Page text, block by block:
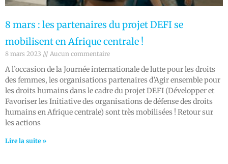
8 mars : les partenaires du projet DEFI se
mobilisent en Afrique centrale !
8 mars 2023 Aucun commentaire
A l’occasion de la Journée internationale de lutte pour les droits
des femmes, les organisations partenaires d’Agir ensemble pour
les droits humains dans le cadre du projet DEFI (Développer et
Favoriser les Initiative des organisations de défense des droits
humains en Afrique centrale) sont très mobilisées ! Retour sur
les actions
Lire la suite »